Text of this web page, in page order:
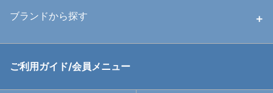
中古アームシステム
ハウジング
ブランドから探す
RGBlue
ご利用ガイド/会員メニュー